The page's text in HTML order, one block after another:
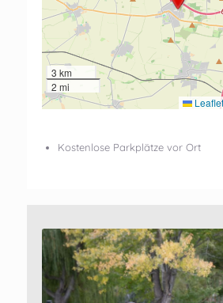
3 km
2 mi
Leaflet
Kostenlose Parkplätze vor Ort